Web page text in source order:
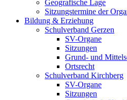
Geografische Lage
Sitzungstermine der
Bildung & Erziehung
Schulverband Gerzen
SV-Organe
Sitzungen
Grund- und
Ortsrecht
Schulverband Kirchberg
SV-Organe
Sitzungen